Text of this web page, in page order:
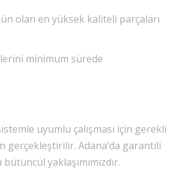
olan en yüksek kaliteli parçaları
minimum sürede
uyumlu çalışması için gerekli
gerçekleştirilir. Adana’da garantili
yaklaşımımızdır.